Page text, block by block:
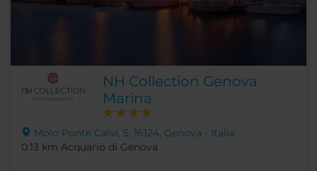
NH Collection Genova
Marina
Molo Ponte Calvi, 5, 16124, Genova - Italia
0.13 km Acquario di Genova